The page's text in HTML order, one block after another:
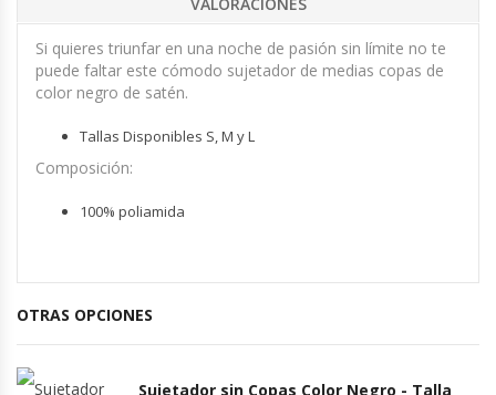
Si quieres triunfar en una noche de pasión sin límite no te
puede faltar este cómodo sujetador de medias copas de
color negro de satén.
Tallas Disponibles S, M y L
Composición:
100% poliamida
OTRAS OPCIONES
Sujetador sin Copas Color Negro - Talla